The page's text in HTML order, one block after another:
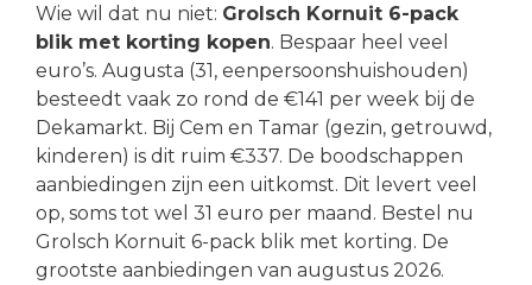
Wie wil dat nu niet: Grolsch Kornuit 6-pack
blik met korting kopen. Bespaar heel veel
euro’s. Augusta (31, eenpersoonshuishouden)
besteedt vaak zo rond de €141 per week bij de
Dekamarkt. Bij Cem en Tamar (gezin, getrouwd,
kinderen) is dit ruim €337. De boodschappen
aanbiedingen zijn een uitkomst. Dit levert veel
op, soms tot wel 31 euro per maand. Bestel nu
Grolsch Kornuit 6-pack blik met korting. De
grootste aanbiedingen van augustus 2026.